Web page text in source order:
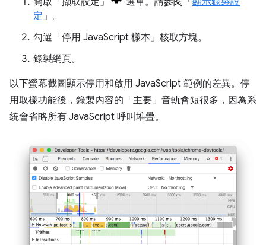
定」。
勾選「停用 JavaScript 樣本」 核取方塊。
錄製網頁。
以下螢幕截圖顯示停用和啟用 JavaScript 範例的差異。停
用取樣功能後，錄製內容的「主要」 音軌會短很多，因為系
統會省略所有 JavaScript 呼叫堆疊。